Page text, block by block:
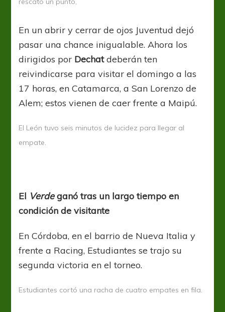
En un abrir y cerrar de ojos Juventud dejó
pasar una chance inigualable. Ahora los
dirigidos por Dechatdeberán ten
reivindicarse para visitar el domingo a las
17 horas, en Catamarca, a San Lorenzo de
Alem; estos vienen de caer frente a Maipú.
El León tuvo seis minutos de lucidez para llegar al
empate.
El Verdeganó tras un largo tiempo en
condición de visitante
En Córdoba, en el barrio de Nueva Italia y
frente a Racing, Estudiantes se trajo su
segunda victoria en el torneo.
Estudiantes cortó una racha de cuatro empates en fila.